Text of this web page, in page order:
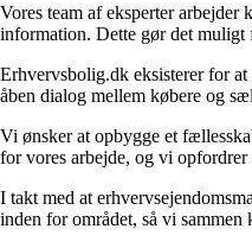
Vores team af eksperter
information. Dette gør det muligt
Erhvervsbolig.dk eksisterer for
åben dialog mellem købere og
Vi ønsker at opbygge et
for vores arbejde, og vi
I takt med at
inden for området, så vi